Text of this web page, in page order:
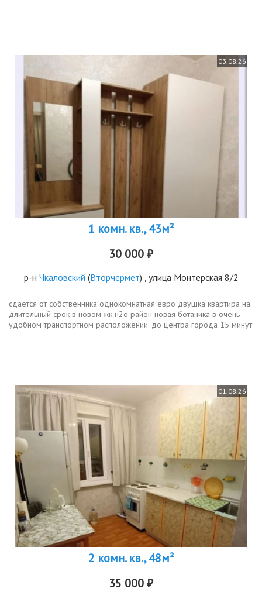
03.08.26
1 комн. кв., 43м²
30 000 ₽
р-н Чкаловский (Вторчермет) , улица Монтерская 8/2
сдаётся от собственника однокомнатная евро двушка квартира на
длительный срок в новом жк н2о район новая ботаника в очень
удобном транспортном расположении. дo центpa гоpодa 15 минут
01.08.26
2 комн. кв., 48м²
35 000 ₽